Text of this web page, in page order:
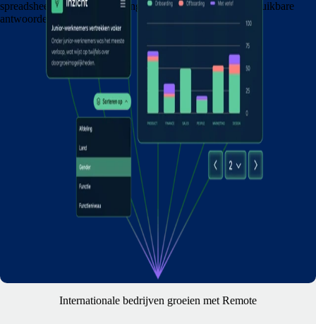
spreadsheets en geen vertragingen die je ophouden. Wel bruikbare
antwoorden.
Internationale bedrijven groeien met Remote